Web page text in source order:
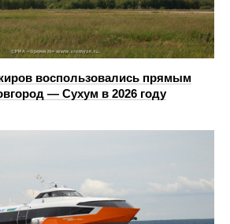
воспользовались прямым
— Сухум в 2026 году